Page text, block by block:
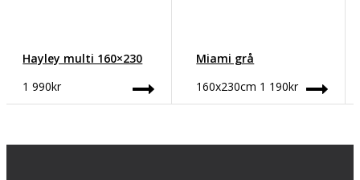
Hayley multi 160×230
1 990kr
Miami grå
160x230cm 1 190kr